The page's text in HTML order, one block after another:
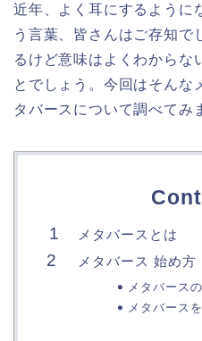
近年、よく耳にするように
う言葉、皆さんはご存知で
るけど意味はよくわからな
とでしょう。今回はそんな
タバースについて調べてみ
メタバースとは
メタバース 始め方
メタバース
メタバース